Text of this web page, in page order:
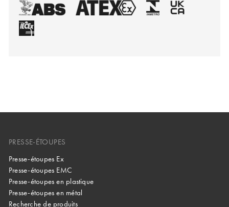
PRESSE-ÉTOUPES
Presse-étoupes Ex
Presse-étoupes EMC
Presse-étoupes en plastique
Presse-étoupes en métal
Recherche de produits